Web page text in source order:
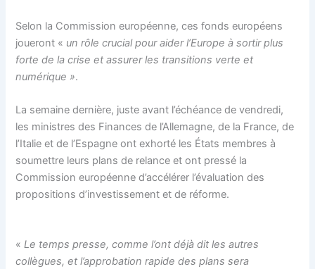
Selon la Commission européenne, ces fonds européens
joueront « un rôle crucial pour aider l’Europe à sortir plus
forte de la crise et assurer les transitions verte et
numérique ».
La semaine dernière, juste avant l’échéance de vendredi,
les ministres des Finances de l’Allemagne, de la France, de
l’Italie et de l’Espagne ont exhorté les États membres à
soumettre leurs plans de relance et ont pressé la
Commission européenne d’accélérer l’évaluation des
propositions d’investissement et de réforme.
«Le temps presse, comme l’ont déjà dit les autres
collègues, et l’approbation rapide des plans sera